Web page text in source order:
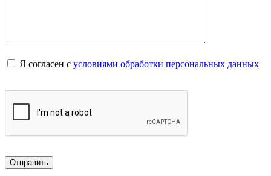
Я согласен с условиями обработки персональных данных